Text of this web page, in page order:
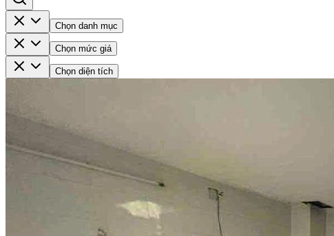
Chọn danh mục
Chọn mức giá
Chọn diện tích